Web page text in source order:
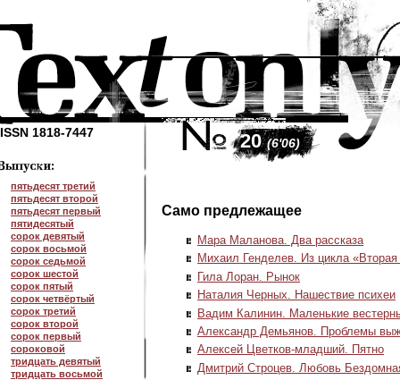
ISSN 1818-7447
пятьдесят третий
пятьдесят второй
пятьдесят первый
пятидесятый
сорок девятый
сорок восьмой
сорок седьмой
сорок шестой
сорок пятый
сорок четвёртый
сорок третий
сорок второй
сорок первый
сороковой
тридцать девятый
тридцать восьмой
20(6'06)
Само предлежащее
Мара Маланова. Два рассказа
Михаил Генделев. Из цикла «Вторая
Гила Лоран. Рынок
Наталия Черных. Нашествие психеи
Вадим Калинин. Маленькие
Александр Демьянов. Проблемы
Алексей Цветков-младший. Пятно
Дмитрий Строцев. Любовь